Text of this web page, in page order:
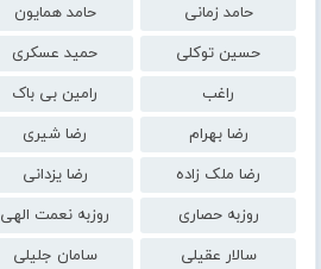
حامد زمانی
حامد همایون
حسین توکلی
حمید عسکری
راغب
رامین بی باک
رضا بهرام
رضا شیری
رضا ملک زاده
رضا یزدانی
روزبه حصاری
روزبه نعمت الهی
سالار عقیلی
سامان جلیلی